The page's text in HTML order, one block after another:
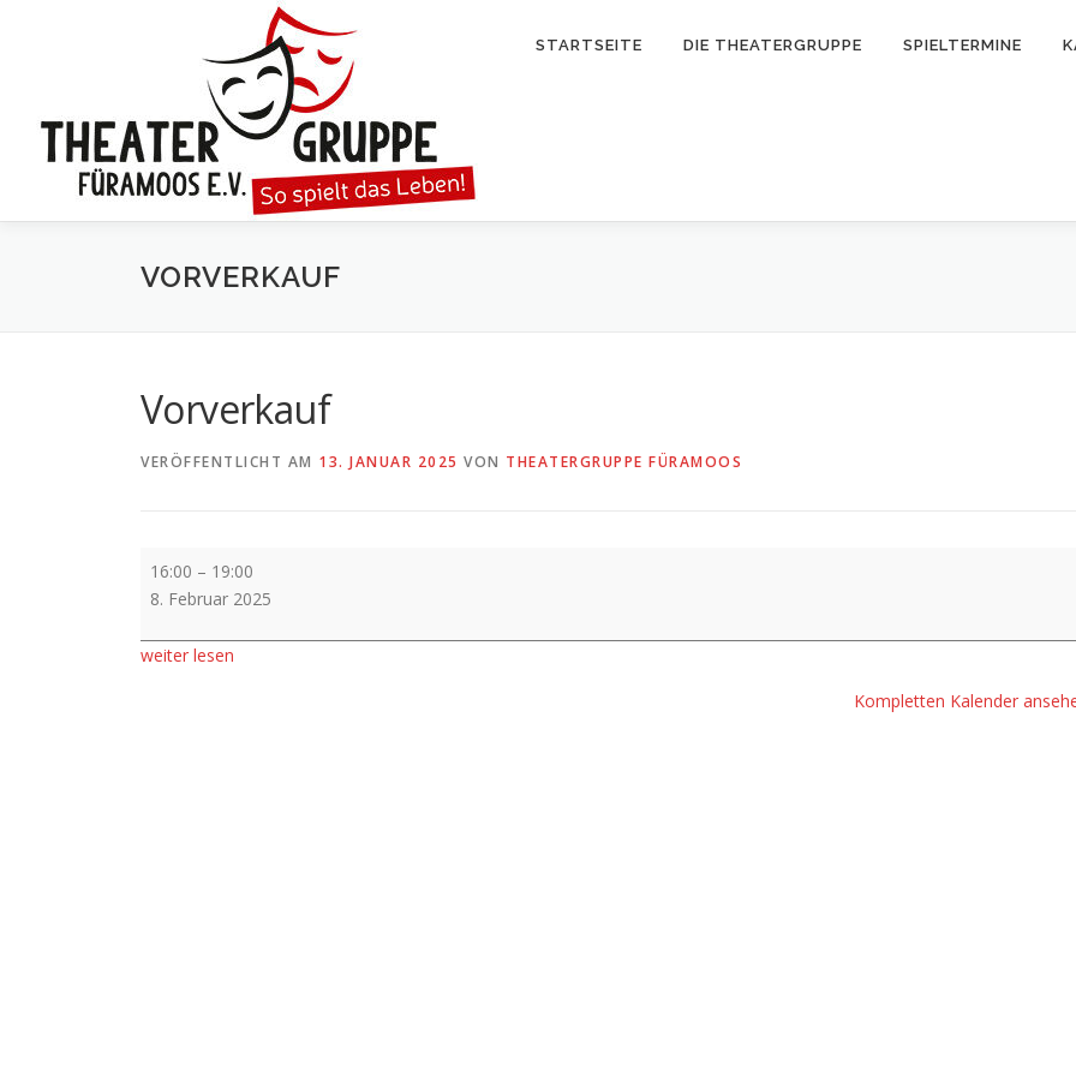
STARTSEITE DIE THEATERGRUPPE SPIELTERMINE
VORVERKAUF
Vorverkauf
VERÖFFENTLICHT AM 13. JANUAR 2025 VON THEATERGRUPPE FÜRAMOOS
Vorverkauf
16:00 – 19:00
8. Februar 2025
weiter lesen
Kompletten Kalender